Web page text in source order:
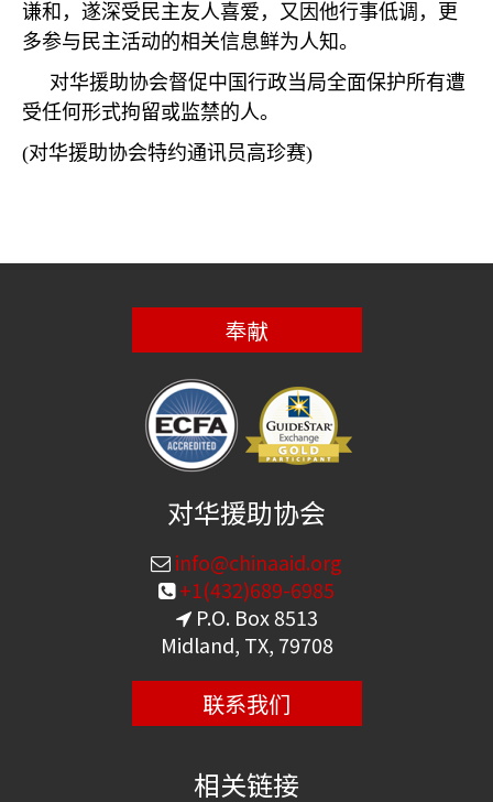
谦和，遂深受民主友人喜爱，又因他行事低调，更
多参与民主活动的相关信息鲜为人知。
对华援助协会督促中国行政当局全面保护所有遭
受任何形式拘留或监禁的人。
(对华援助协会特约通讯员高珍赛)
奉献
对华援助协会
info@chinaaid.org
+1(432)689-6985
P.O. Box 8513
Midland, TX, 79708
联系我们
相关链接